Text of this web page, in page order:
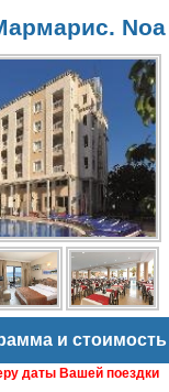
и стоимость
даты Вашей поездки